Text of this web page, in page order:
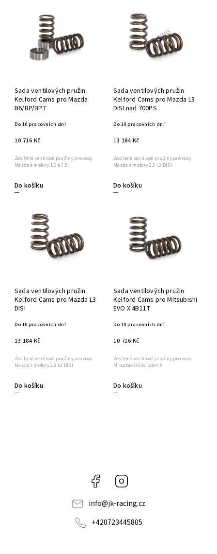
Sada ventilových pružin
Kelford Cams pro Mazda
B6/BP/BPT
Do 10 pracovních dní
10 716 Kč
Do košíku
Zesílené ventilové pružiny pro vozy
Mazda s motory 1.6 a 1.8l
Sada ventilových pružin
Kelford Cams pro Mazda L3
DISI nad 700PS
Do 10 pracovních dní
13 184 Kč
Do košíku
Zesílené ventilové pružiny pro vozy
Mazda s motory 2.3 L3 DISI
Sada ventilových pružin
Kelford Cams pro Mazda L3
DISI
Do 10 pracovních dní
13 184 Kč
Do košíku
Zesílené ventilové pružiny pro vozy
Mazda s motory 2.3 L3 DISI
Sada ventilových pružin
Kelford Cams pro Mitsubishi
EVO X 4B11T
Do 10 pracovních dní
10 716 Kč
Do košíku
Zesílené ventilové pružiny pro vozy
Mitsubishi Evolution X
Facebook
info@jk-racing.cz
+420723445805